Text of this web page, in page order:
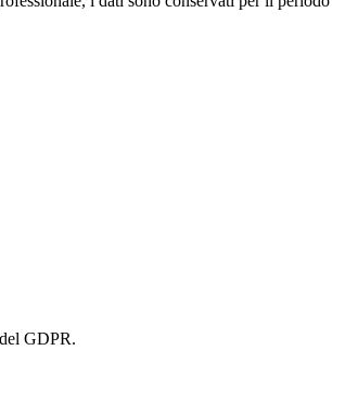
GDPR.